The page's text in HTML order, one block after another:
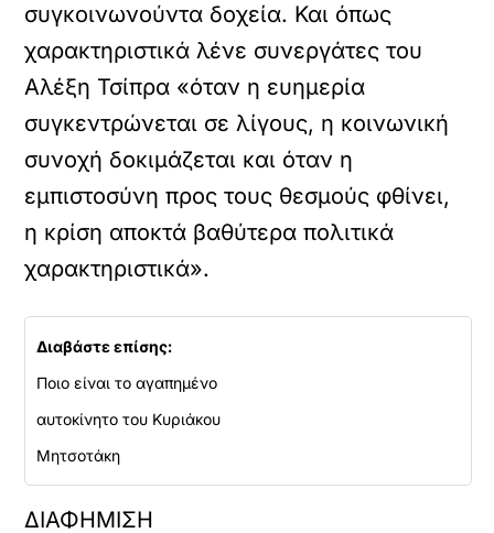
συγκοινωνούντα δοχεία. Και όπως
χαρακτηριστικά λένε συνεργάτες του
Αλέξη Τσίπρα «όταν η ευημερία
συγκεντρώνεται σε λίγους, η κοινωνική
συνοχή δοκιμάζεται και όταν η
εμπιστοσύνη προς τους θεσμούς φθίνει,
η κρίση αποκτά βαθύτερα πολιτικά
χαρακτηριστικά».
Διαβάστε επίσης:
Ποιο είναι το αγαπημένο
αυτοκίνητο του Κυριάκου
Μητσοτάκη
ΔΙΑΦΗΜΙΣΗ